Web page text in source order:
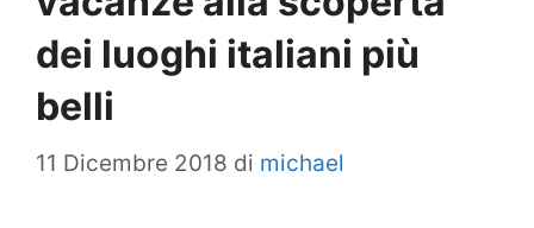
dei luoghi italiani più
belli
11 Dicembre 2018 di michael